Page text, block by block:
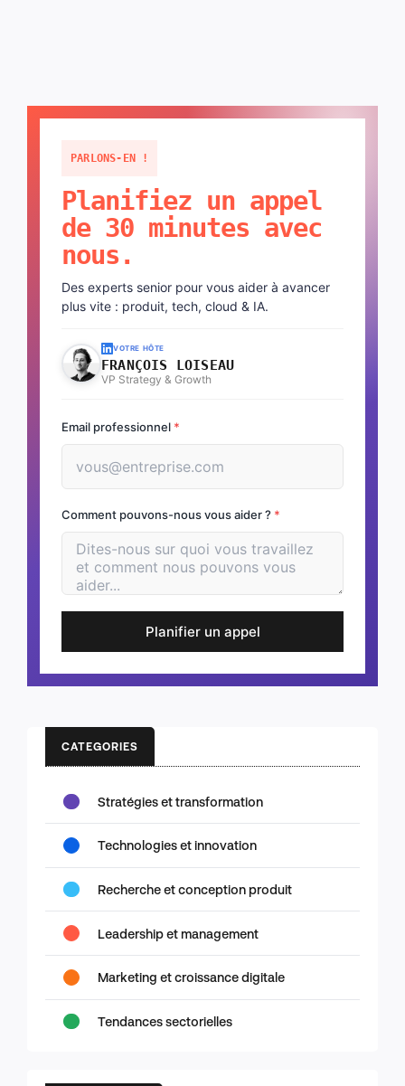
PARLONS-EN !
Planifiez un appel
de 30 minutes avec
nous.
Des experts senior pour vous aider à avancer
plus vite : produit, tech, cloud & IA.
VOTRE HÔTE
FRANÇOIS LOISEAU
VP Strategy & Growth
Email professionnel *
Comment pouvons-nous vous aider ? *
Planifier un appel
CATEGORIES
Stratégies et transformation
Technologies et innovation
Recherche et conception produit
Leadership et management
Marketing et croissance digitale
Tendances sectorielles